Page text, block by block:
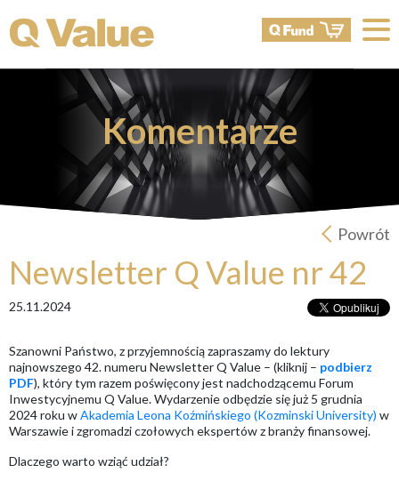
Komentarze
Powrót
Newsletter Q Value nr 42
25.11.2024
Szanowni Państwo, z przyjemnością zapraszamy do lektury
najnowszego 42. numeru Newsletter Q Value – (kliknij – podbierz
PDF), który tym razem poświęcony jest nadchodzącemu Forum
Inwestycyjnemu Q Value. Wydarzenie odbędzie się już 5 grudnia
2024 roku wAkademia Leona Koźmińskiego (Kozminski University) w
Warszawie i zgromadzi czołowych ekspertów z branży finansowej.
Dlaczego warto wziąć udział?